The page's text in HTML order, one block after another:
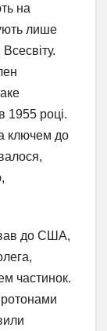
на
лише
1955 році.
ключем до
до США,
частинок.